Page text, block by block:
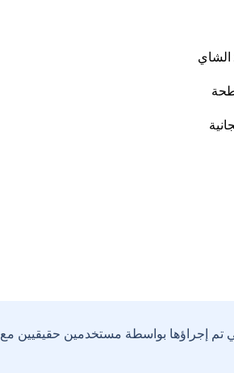
الشاي
تم إجراؤها بواسطة مستخدمين حقيقيين مع